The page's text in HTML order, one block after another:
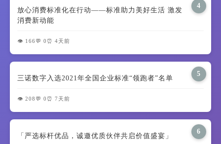
4
放心消费标准化在行动——标准助力美好生活 激发
消费新动能
👁️ 166 💬 0 ⏰ 4天前
5
三诺数字入选2021年全国企业标准“领跑者”名单
👁️ 208 💬 0 ⏰ 7天前
6
「严选标杆优品，诚邀优质伙伴共启价值盛宴」